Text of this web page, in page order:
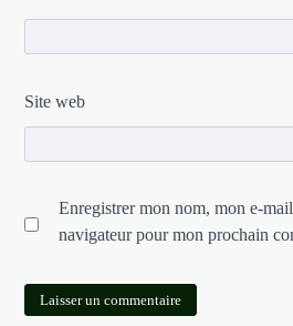
Site web
Enregistrer mon nom, mon e-
navigateur pour mon prochain